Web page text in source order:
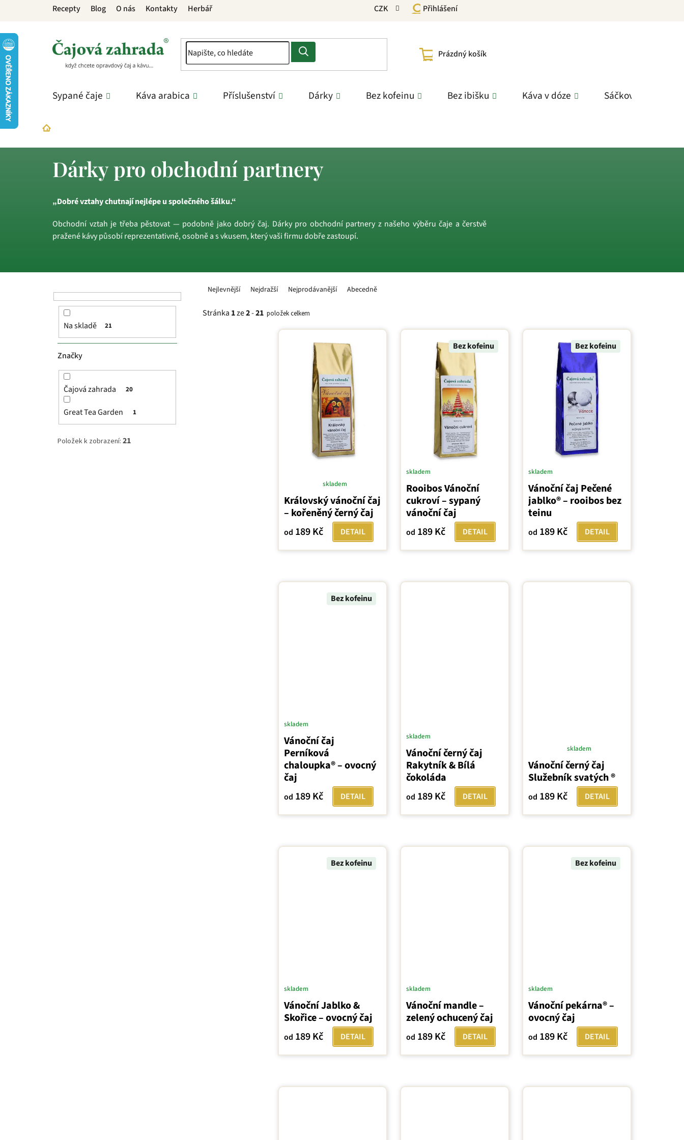
Recepty Blog O nás Kontakty Herbář CZK Přihlášení
NÁKUPNÍ
Prázdný košík
Sypané čaje Káva arabica Příslušenství Dárky Bez kofeinu Bez ibišku Káva v dóze Sáčkové čaje
Domů
Dárky pro obchodní partnery
„Dobré vztahy chutnají nejlépe u společného šálku.“
Obchodní vztah je třeba pěstovat — podobně jako dobrý čaj. Dárky pro obchodní partnery z našeho výběru čaje a čerstvě
pražené kávy působí reprezentativně, osobně a s vkusem, který vaši firmu dobře zastoupí.
P
Na skladě 21
Značky
Čajová zahrada 20
Great Tea Garden 1
Položek k zobrazení: 21
Ř
e
Nejlevnější Nejdražší Nejprodávanější Abecedně
Stránka 1ze2-21 položek celkem
Královský vánoční čaj
– kořeněný černý čaj
hodnocení
produktu
5,0
z
skladem
od 189 Kč DETAIL
Bez kofeinu
Rooibos Vánoční
cukroví – sypaný
vánoční čaj
skladem
od 189 Kč DETAIL
Bez kofeinu
Vánoční čaj Pečené
jablko® – rooibos bez
teinu
skladem
od 189 Kč DETAIL
Bez kofeinu
Vánoční čaj
Perníková
chaloupka® – ovocný
čaj
skladem
od 189 Kč DETAIL
Vánoční černý čaj
Rakytník & Bílá
čokoláda
skladem
od 189 Kč DETAIL
Vánoční černý čaj
Služebník svatých ®
hodnocení
produktu
5,0
z
skladem
od 189 Kč DETAIL
Bez kofeinu
Vánoční Jablko &
Skořice – ovocný čaj
skladem
od 189 Kč DETAIL
Vánoční mandle –
zelený ochucený čaj
skladem
od 189 Kč DETAIL
Bez kofeinu
Vánoční pekárna® –
ovocný čaj
skladem
od 189 Kč DETAIL